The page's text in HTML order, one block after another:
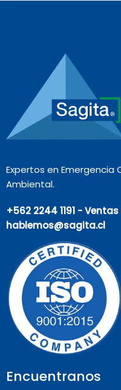
Expertos en Emergencia
Ambiental.
+562 2244 1191 - Ventas
hablemos@sagita.cl
Encuentranos